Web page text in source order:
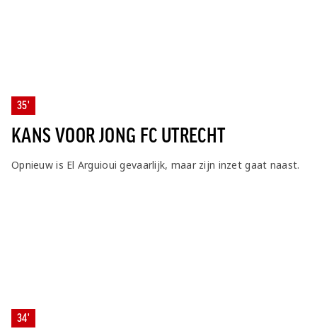
35'
KANS VOOR JONG FC UTRECHT
Opnieuw is El Arguioui gevaarlijk, maar zijn inzet gaat naast.
34'